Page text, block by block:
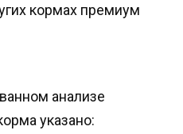
кормах премиум
анализе
указано: